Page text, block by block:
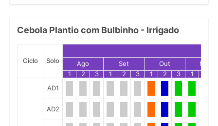
Cebola Plantio com Bulbinho - Irrigado
Ciclo Solo Ago Set Out
Nov
1
2 3 1 2 3 1 2 3 1
AD1
AD2